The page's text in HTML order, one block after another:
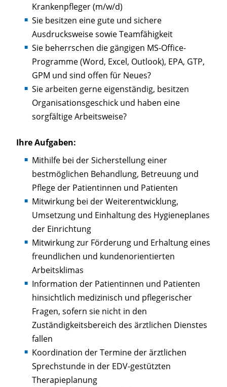
Krankenpfleger (m/w/d)
Sie besitzen eine gute und sichere
Ausdrucksweise sowie Teamfähigkeit
Sie beherrschen die gängigen MS-Office-
Programme (Word, Excel, Outlook), EPA, GTP,
GPM und sind offen für Neues?
Sie arbeiten gerne eigenständig, besitzen
Organisationsgeschick und haben eine
sorgfältige Arbeitsweise?
Ihre Aufgaben:
Mithilfe bei der Sicherstellung einer
bestmöglichen Behandlung, Betreuung und
Pflege der Patientinnen und Patienten
Mitwirkung bei der Weiterentwicklung,
Umsetzung und Einhaltung des Hygieneplanes
der Einrichtung
Mitwirkung zur Förderung und Erhaltung eines
freundlichen und kundenorientierten
Arbeitsklimas
Information der Patientinnen und Patienten
hinsichtlich medizinisch und pflegerischer
Fragen, sofern sie nicht in den
Zuständigkeitsbereich des ärztlichen Dienstes
fallen
Koordination der Termine der ärztlichen
Sprechstunde in der EDV-gestützten
Therapieplanung